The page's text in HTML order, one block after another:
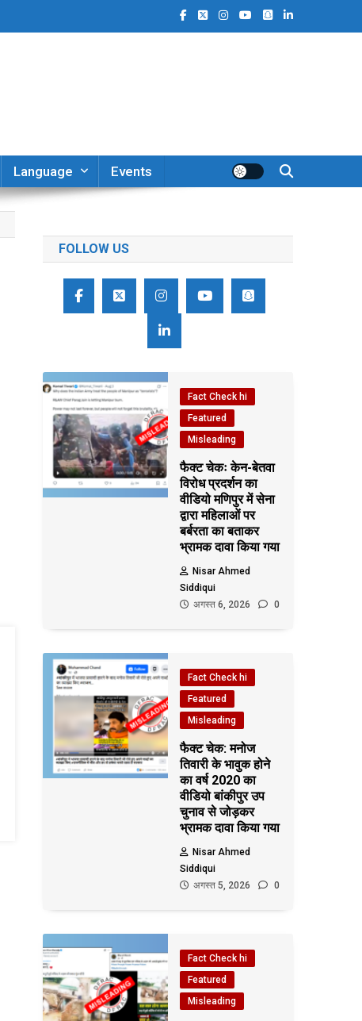
Language Events
FOLLOW US
Fact Check hi
Featured
Misleading
फैक्ट चेकः केन-बेतवा
विरोध प्रदर्शन का
वीडियो मणिपुर में सेना
द्वारा महिलाओं पर
बर्बरता का बताकर
भ्रामक दावा किया गया
Nisar Ahmed
Siddiqui
अगस्त 6, 2026
0
Fact Check hi
Featured
Misleading
फैक्ट चेक: मनोज
तिवारी के भावुक होने
का वर्ष 2020 का
वीडियो बांकीपुर उप
चुनाव से जोड़कर
भ्रामक दावा किया गया
Nisar Ahmed
Siddiqui
अगस्त 5, 2026
0
Fact Check hi
Featured
Misleading